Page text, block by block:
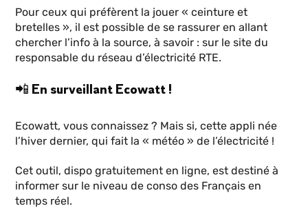
Pour ceux qui préfèrent la jouer « ceinture et
bretelles », il est possible de se rassurer en allant
chercher l’info à la source, à savoir : sur le site du
responsable du réseau d’électricité RTE.
📲 En surveillant Ecowatt !
Ecowatt, vous connaissez ? Mais si, cette appli née
l’hiver dernier, qui fait la « météo » de l’électricité !
Cet outil, dispo gratuitement en ligne, est destiné à
informer sur le niveau de conso des Français en
temps réel.